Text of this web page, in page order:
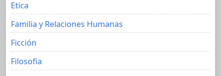
Etica
Familia y Relaciones Humanas
Ficción
Filosofia